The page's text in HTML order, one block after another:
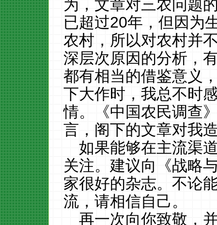
为，文章对三农问题
已超过20年，但因为
农村，所以对农村并
深层次原因的分析，
都有相当的借鉴意义
下大作时，我总不时
情。《中国农民调查
言，阁下的文章对我
如果能够在主流渠
关注。建议向《战略
家很好的杂志。不论
流，请相信自己。
再一次向你致敬，